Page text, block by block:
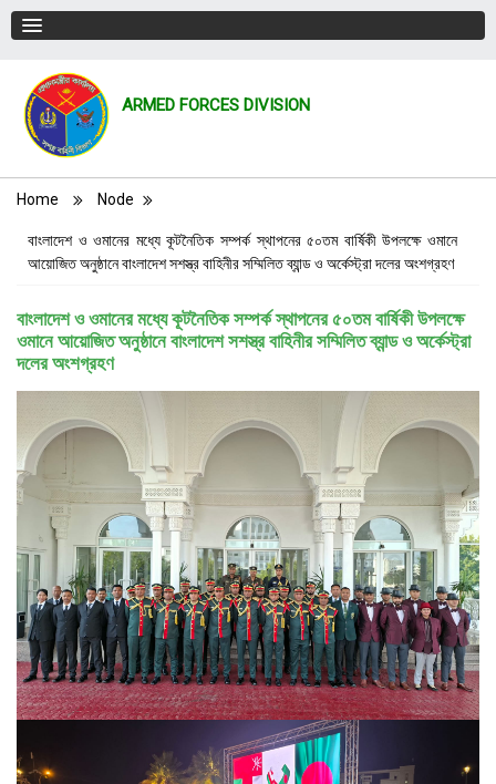
ARMED FORCES DIVISION
Breadcrumb
Home Node
বাংলাদেশ ও ওমানের মধ্যে কূটনৈতিক সম্পর্ক স্থাপনের ৫০তম বার্ষিকী উপলক্ষে ওমানে
আয়োজিত অনুষ্ঠানে বাংলাদেশ সশস্ত্র বাহিনীর সম্মিলিত ব্যান্ড ও অর্কেস্ট্রা দলের অংশগ্রহণ
বাংলাদেশ ও ওমানের মধ্যে কূটনৈতিক সম্পর্ক স্থাপনের ৫০তম বার্ষিকী উপলক্ষে
ওমানে আয়োজিত অনুষ্ঠানে বাংলাদেশ সশস্ত্র বাহিনীর সম্মিলিত ব্যান্ড ও অর্কেস্ট্রা
দলের অংশগ্রহণ